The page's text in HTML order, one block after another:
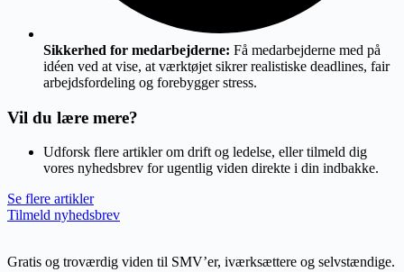
Sikkerhed for medarbejderne: Få medarbejderne med på
idéen ved at vise, at værktøjet sikrer realistiske deadlines, fair
arbejdsfordeling og forebygger stress.
Vil du lære mere?
Udforsk flere artikler om drift og ledelse, eller tilmeld dig
vores nyhedsbrev for ugentlig viden direkte i din indbakke.
Se flere artikler
Tilmeld nyhedsbrev
Gratis og troværdig viden til SMV’er, iværksættere og selvstændige.